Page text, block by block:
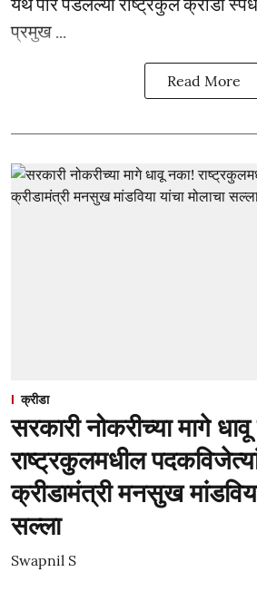
प्रमुख ...
Read More
क्रीडा
सरकारी नोकरीच्या मागे
राष्ट्रकुलमधील
क्रीडामंत्री मनसुख
सल्ला
Swapnil S